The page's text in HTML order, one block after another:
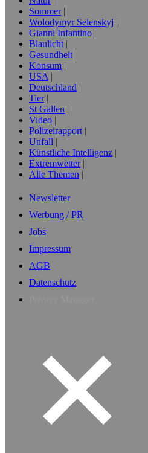
Sommer
Wolodymyr Selenskyj
Gianni Infantino
Blaulicht
Gesundheit
Konsum
USA
Deutschland
Tier
St Gallen
Video
Polizeirapport
Unfall
Künstliche Intelligenz
Extremwetter
Alle Themen
Newsletter
Werbung / PR
Jobs
Impressum
AGB
Datenschutz